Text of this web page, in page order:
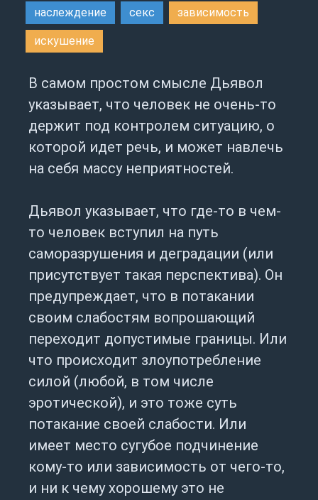
наслеждение секс зависимость
искушение
В самом простом смысле Дьявол
указывает, что человек не очень-то
держит под контролем ситуацию, о
которой идет речь, и может навлечь
на себя массу неприятностей.
Дьявол указывает, что где-то в чем-
то человек вступил на путь
саморазрушения и деградации (или
присутствует такая перспектива). Он
предупреждает, что в потакании
своим слабостям вопрошающий
переходит допустимые границы. Или
что происходит злоупотребление
силой (любой, в том числе
эротической), и это тоже суть
потакание своей слабости. Или
имеет место сугубое подчинение
кому-то или зависимость от чего-то,
и ни к чему хорошему это не